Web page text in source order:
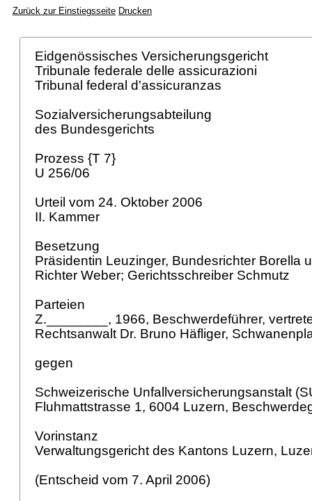
Zurück zur Einstiegsseite Drucken
Eidgenössisches Versicherungsgericht
Tribunale federale delle assicurazioni
Tribunal federal d'assicuranzas
Sozialversicherungsabteilung
des Bundesgerichts
Prozess {T 7}
U 256/06
Urteil vom 24. Oktober 2006
II. Kammer
Besetzung
Präsidentin Leuzinger, Bundesrichter Borella
Richter Weber; Gerichtsschreiber Schmutz
Parteien
Z.________, 1966, Beschwerdeführer,
Rechtsanwalt Dr. Bruno Häfliger,
gegen
Schweizerische Unfallversicherungsanstalt
Fluhmattstrasse 1, 6004 Luzern,
Vorinstanz
Verwaltungsgericht des Kantons Luzern,
(Entscheid vom 7. April 2006)